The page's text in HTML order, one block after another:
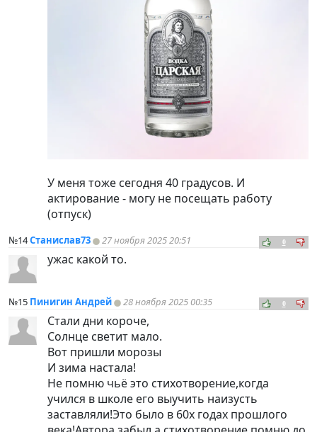
У меня тоже сегодня 40 градусов. И
актирование - могу не посещать работу
(отпуск)
№14Станислав73 27 ноября 2025 20:51 0
ужас какой то.
№15 Пинигин Андрей 28 ноября 2025 00:35 0
Стали дни короче,
Солнце светит мало.
Вот пришли морозы
И зима настала!
Не помню чьё это стихотворение,когда
учился в школе его выучить наизусть
заставляли!Это было в 60х годах прошлого